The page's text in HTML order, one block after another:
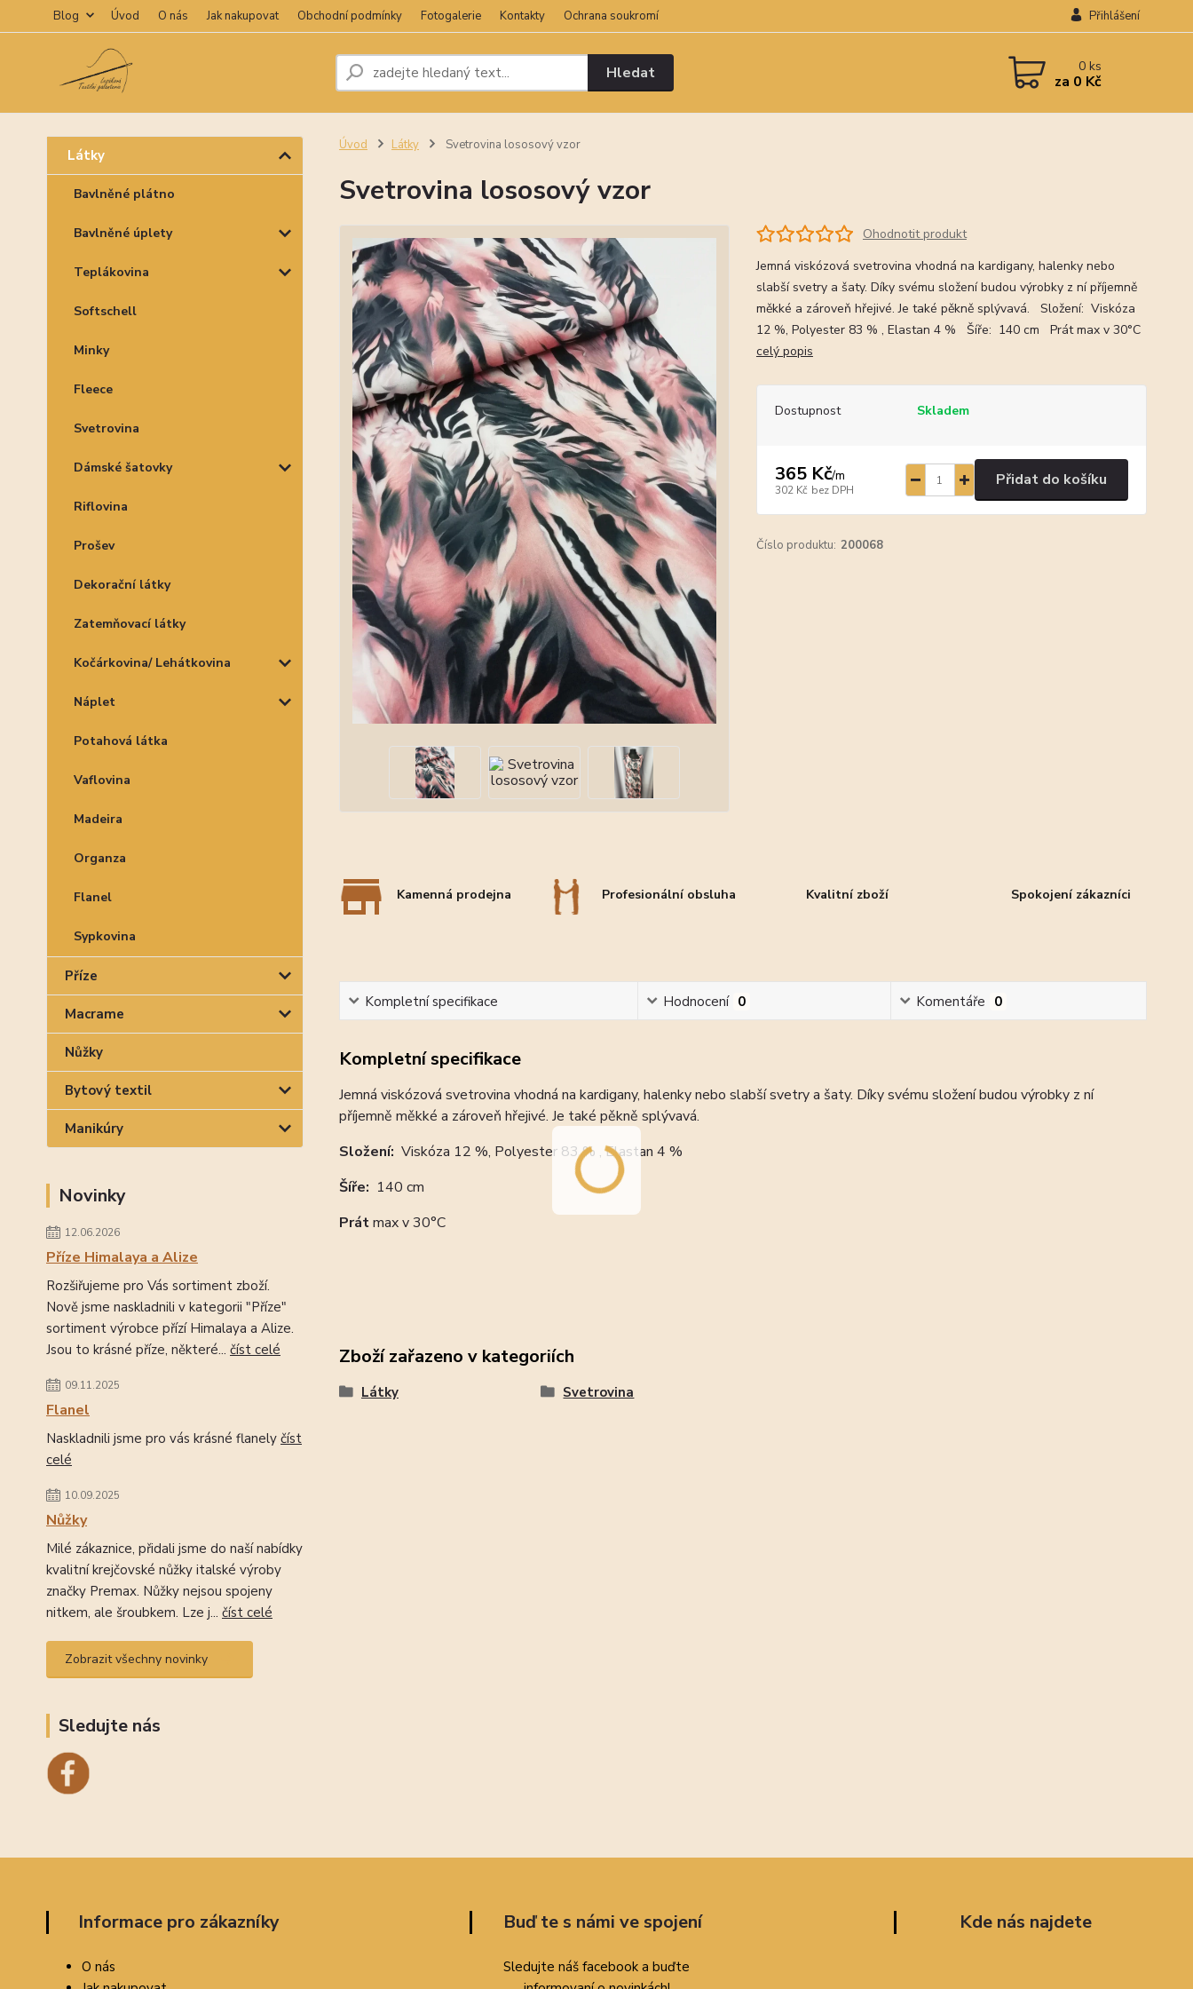
Blog Úvod O nás Jak nakupovat Obchodní podmínky Fotogalerie Kontakty Ochrana soukromí Přihlášení
Hledat 0ks
za 0 Kč
Látky
Bavlněné plátno
Bavlněné úplety
Teplákovina
Softschell
Minky
Fleece
Svetrovina
Dámské šatovky
Riflovina
Prošev
Dekorační látky
Zatemňovací látky
Kočárkovina/ Lehátkovina
Náplet
Potahová látka
Vaflovina
Madeira
Organza
Flanel
Sypkovina
Příze
Macrame
Nůžky
Bytový textil
Manikúry
Novinky
12.06.2026
Příze Himalaya a Alize
Rozšiřujeme pro Vás sortiment zboží.
Nově jsme naskladnili v kategorii "Příze"
sortiment výrobce přízí Himalaya a Alize.
Jsou to krásné příze, některé... číst celé
09.11.2025
Flanel
Naskladnili jsme pro vás krásné flanely číst
celé
10.09.2025
Nůžky
Milé zákaznice, přidali jsme do naší nabídky
kvalitní krejčovské nůžky italské výroby
značky Premax. Nůžky nejsou spojeny
nitkem, ale šroubkem. Lze j... číst celé
Zobrazit všechny novinky
Sledujte nás
Úvod Látky Svetrovina lososový vzor
Svetrovina lososový vzor
Ohodnotit produkt
Jemná viskózová svetrovina vhodná na kardigany, halenky nebo
slabší svetry a šaty. Díky svému složení budou výrobky z ní příjemně
měkké a zároveň hřejivé. Je také pěkně splývavá. Složení: Viskóza
12 %, Polyester 83 % , Elastan 4 % Šíře: 140 cm Prát max v 30°C
celý popis
Dostupnost Skladem
365 Kč/m
302 Kč bez DPH
Přidat do košíku
Číslo produktu: 200068
Kamenná prodejna Profesionální obsluha Kvalitní zboží Spokojení zákazníci
Kompletní specifikace Hodnocení 0 Komentáře 0
Kompletní specifikace
Jemná viskózová svetrovina vhodná na kardigany, halenky nebo slabší svetry a šaty. Díky svému složení budou výrobky z ní
příjemně měkké a zároveň hřejivé. Je také pěkně splývavá.
Složení: Viskóza 12 %, Polyester 83 % , Elastan 4 %
Šíře: 140 cm
Prátmax v 30°C
Zboží zařazeno v kategoriích
Látky Svetrovina
Informace pro zákazníky
O nás
Buď te s námi ve spojení
Sledujte náš facebook a buďte
Kde nás najdete